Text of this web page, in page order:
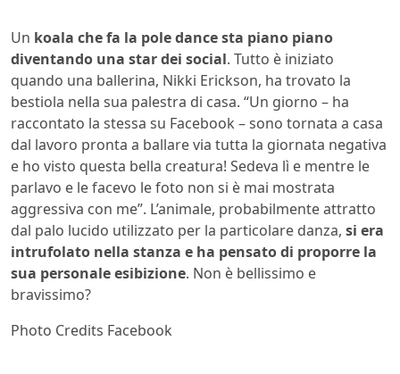
Un koala che fa la pole dance sta piano piano
diventando una star dei social. Tutto è iniziato
quando una ballerina, Nikki Erickson, ha trovato la
bestiola nella sua palestra di casa. “Un giorno – ha
raccontato la stessa su Facebook – sono tornata a casa
dal lavoro pronta a ballare via tutta la giornata negativa
e ho visto questa bella creatura! Sedeva lì e mentre le
parlavo e le facevo le foto non si è mai mostrata
aggressiva con me”. L’animale, probabilmente attratto
dal palo lucido utilizzato per la particolare danza, si era
intrufolato nella stanza e ha pensato di proporre la
sua personale esibizione. Non è bellissimo e
bravissimo?
Photo Credits Facebook